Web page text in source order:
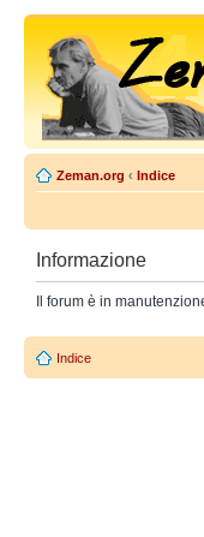
Zeman.org ‹ Indice
Informazione
Il forum è in
Indice